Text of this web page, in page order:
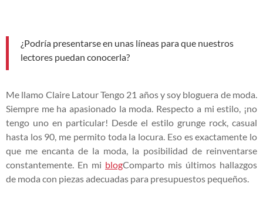
¿Podría presentarse en unas líneas para que nuestros
lectores puedan conocerla?
Me llamo Claire LatourTengo 21 años y soy bloguera de moda
Siempre me ha apasionado la moda. Respecto a mi estilo, ¡no
tengo uno en particular! Desde el estilo grunge rock, casual
hasta los 90, me permito toda la locura. Eso es exactamente lo
que me encanta de la moda, la posibilidad de reinventarse
constantemente. En mi blogComparto mis últimos hallazgos
de moda con piezas adecuadas para presupuestos pequeños.